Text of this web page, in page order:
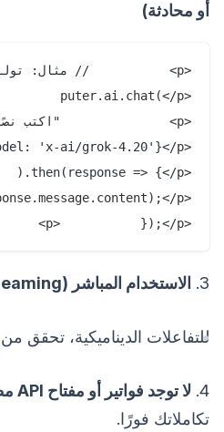
أو محادثة)
<p>           });</p>
3. الاستخدام المباشر (Streaming) أو الحساس للسياق
للتفاعلات الديناميكية، تحقق من
4. لا توجد فواتير أو مفتاح API مطلوب:
تكاملاتك فورًا.